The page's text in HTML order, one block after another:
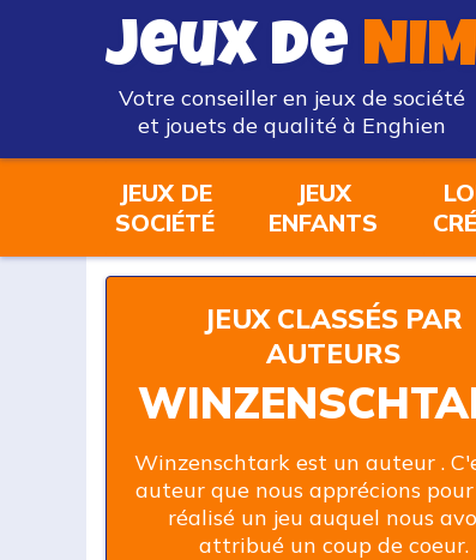
Jeux de NIM
Votre conseiller en jeux de société
et jouets de qualité à Enghien
JEUX DE
SOCIÉTÉ
JEUX
ENFANTS
JEUX CLASSÉS PAR
AUTEURS
Winzenschtark est un auteur .
auteur que nous apprécions
réalisé un jeu auquel nous
attribué un coup de coeur.